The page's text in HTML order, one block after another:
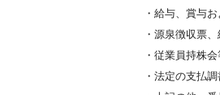
・給与、賞与
・源泉徴収票
・従業員持株
・法定の支払